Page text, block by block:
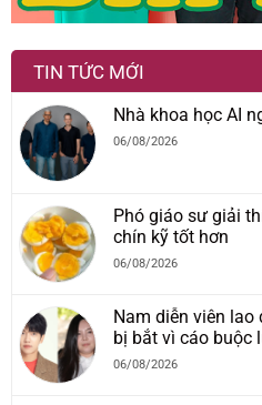
TIN TỨC MỚI
Nhà khoa học AI
06/08/2026
Phó giáo sư giải
chín kỹ tốt hơn
06/08/2026
Nam diễn viên
bị bắt vì cáo buộc
06/08/2026